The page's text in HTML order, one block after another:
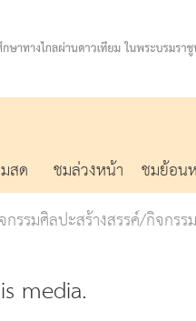
สด ชมล่วงหน้า ชมย้อน
กรรมศิลปะสร้างสรรค์/กิจกรร
media.